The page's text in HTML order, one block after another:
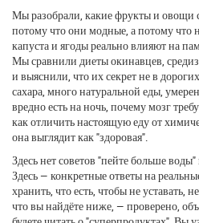
Мы разобрали, какие фрукты и овощи
потому что они модные, а потому что
капуста и ягоды реально влияют на
Мы сравнили диеты окинавцев,
и выяснили, что их секрет не в
сахара, много натуральной еды,
вредно есть на ночь, почему мозг
как отличить настоящую еду от
она выглядит как "здоровая".
Здесь нет советов "пейте больше
Здесь — конкретные ответы на
хранить, что есть, чтобы не уставать,
что вы найдёте ниже, — проверено,